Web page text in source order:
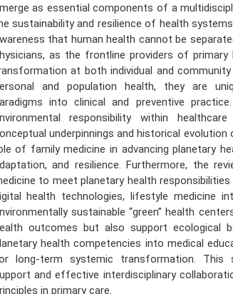
as essential components of a
sustainability and resilience of health
that human health cannot be
as the frontline providers of
at both individual and
and population health, they are
into clinical and preventive
responsibility within
underpinnings and historical
of family medicine in advancing planetary
and resilience. Furthermore, the
to meet planetary health
health technologies, lifestyle medicine
sustainable “green” health
outcomes but also support ecological
health competencies into medical
long-term systemic transformation. This
and effective interdisciplinary
in primary care.